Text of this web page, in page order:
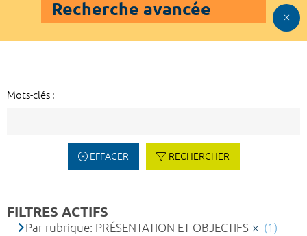
Recherche avancée
Mots-clés :
EFFACER RECHERCHER
FILTRES ACTIFS
Par rubrique: PRÉSENTATION ET OBJECTIFS (1)